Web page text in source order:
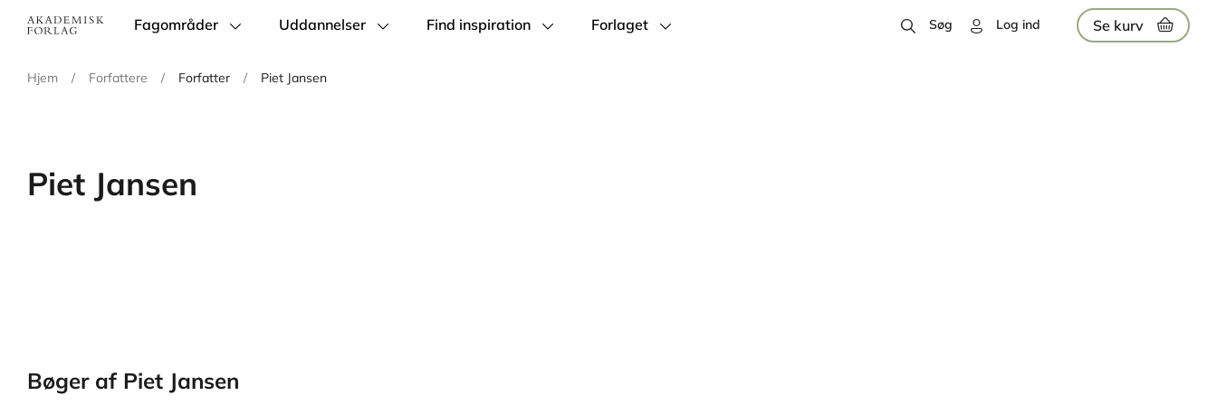
Main
Fagområder Uddannelser Find inspiration Forlaget Søg Log ind Se kurv
Hjem / Forfattere / Forfatter / Piet Jansen
Piet Jansen
Bøger af Piet Jansen